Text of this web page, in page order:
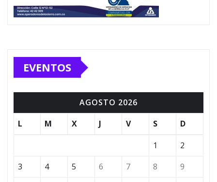
EVENTOS
AGOSTO 2026
L
M X J V S D
1
2
3
4 5 6 7 8
9